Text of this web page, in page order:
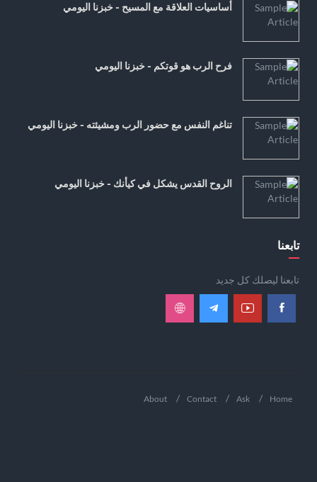
أساسيات العلاقة مع المسيح - خبزنا اليومي
فرح الرب هو قوتكم - خبزنا اليومي
تناغم النفس مع حضور الرب ومشيئته - خبزنا اليومي
الروح القدس يشكل في كيأنك - خبزنا اليومي
تابعنا
تابعنا ليصلك كل جديد
Home
Ask
Contact
About